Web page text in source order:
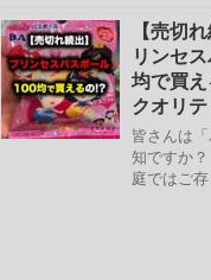
【売切
リンセ
均で買
クオリテ
皆さんは
知ですか
庭ではご